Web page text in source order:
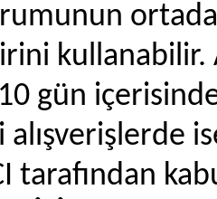
gün
alışverişlerde
tarafından